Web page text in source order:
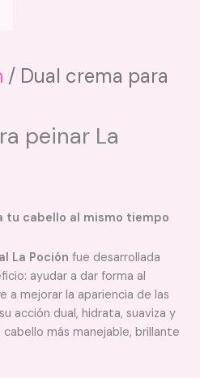
/ Dual crema para
peinar La
tu cabello al mismo tiempo
La Poción fue desarrollada
ayudar a dar forma al
a mejorar la apariencia de las
acción dual, hidrata, suaviza y
más manejable, brillante